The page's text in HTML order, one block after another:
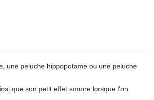
une peluche hippopotame ou une peluche
que son petit effet sonore lorsque l'on